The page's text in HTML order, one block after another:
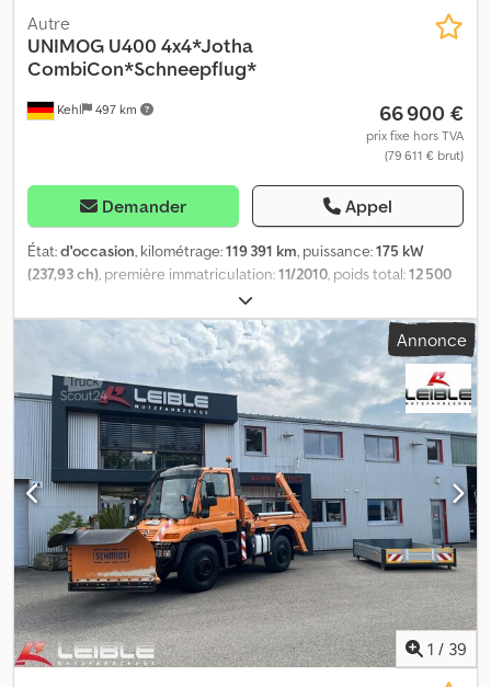
Kehl 497 km
Autre
UNIMOG U400 4x4*Jotha
CombiCon*Schneepflug*
66 900 €
prix fixe hors TVA
(79 611 € brut)
Demander Appel
État:d'occasion, kilométrage:119 391 km, puissance:175 kW
(237,93 ch), première immatriculation:11/2010, poids total:12 500
, couleur:
d'essieux:2 essieux, prochaine inspection (TÜV):10/2026, type
semi-automatique, classe d'émission: Euro 5, Année
2010, Équipement: ABS, climatisation,
programme électronique de stabilité (ESP), transmission
intégrale, Mercedes-Benz Unimog U 400 4x4 | Jotha CombiCon |
Chasse-neige Schmidt | Plateau Numéro d'identification du
véhicule (VIN) : V225352 CHÂSSIS / COMPOSANTS * 4x4 *
Suspension à ressorts hélicoïdaux * Empattement : 3 080 mm *
ABS * Blocage de différentiel * Attelage pour remorque à
ressorts à anneaux * Raccord pneumatique à 2 conduites pour
remorques à frein pneumatique * Plaque de montage avant *
Hydraulique pour équipements communaux avant et arrière *
Prises électriques à l'arrière * Chaînes à neige * Projecteurs de
travail * Feux clignotants à 360° * 1 réservoir diesel en aluminium *
1 réservoir AdBlue CARROSSERIE * Système de changement
rapide Jotha CombiCon 4520 U * Année de fabrication de la
Annonce
1 / 39